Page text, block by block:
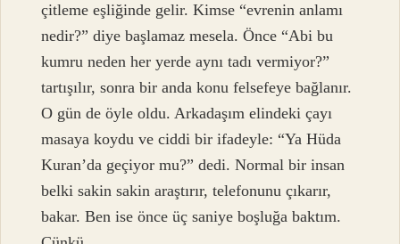
çitleme eşliğinde gelir. Kimse “evrenin anlamı
nedir?” diye başlamaz mesela. Önce “Abi bu
kumru neden her yerde aynı tadı vermiyor?”
tartışılır, sonra bir anda konu felsefeye bağlanır.
O gün de öyle oldu. Arkadaşım elindeki çayı
masaya koydu ve ciddi bir ifadeyle: “Ya Hüda
Kuran’da geçiyor mu?” dedi. Normal bir insan
belki sakin sakin araştırır, telefonunu çıkarır,
bakar. Ben ise önce üç saniye boşluğa baktım.